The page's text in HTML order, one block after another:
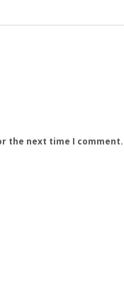
the next time I comment.